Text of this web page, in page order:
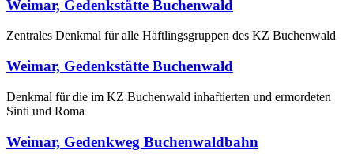
Weimar, Gedenkstätte Buchenwald
Zentrales Denkmal für alle Häftlingsgruppen des KZ Buchenwald
Weimar, Gedenkstätte Buchenwald
Denkmal für die im KZ Buchenwald inhaftierten und ermordeten
Sinti und Roma
Weimar, Gedenkweg Buchenwaldbahn